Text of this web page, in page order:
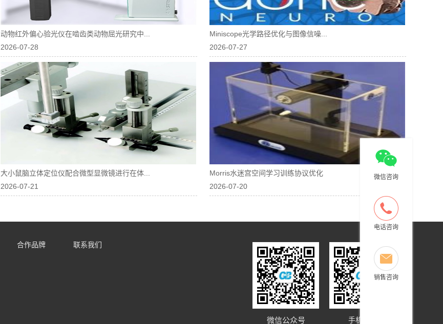
动物红外偏心验光仪在啮齿类动物屈光研究中...
2026-07-28
Miniscope光学路径优化与图像信噪...
2026-07-27
大小鼠脑立体定位仪配合微型显微镜进行在体...
2026-07-21
Morris水迷宫空间学习训练协议优化
2026-07-20
合作品牌 联系我们
微信公众号 手机网站
微信咨询
电话咨询
销售咨询